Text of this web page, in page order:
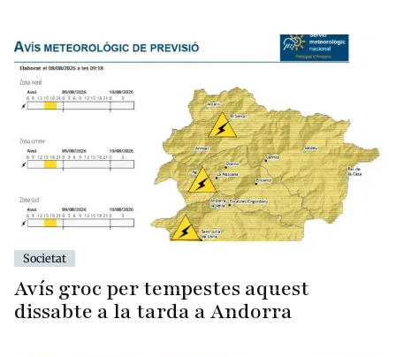
Societat
Avís groc per tempestes aquest
dissabte a la tarda a Andorra